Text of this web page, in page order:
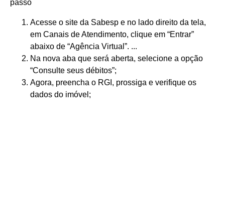
passo
Acesse o site da Sabesp e no lado direito da tela,
em Canais de Atendimento, clique em “Entrar”
abaixo de “Agência Virtual”. ...
Na nova aba que será aberta, selecione a opção
“Consulte seus débitos”;
Agora, preencha o RGI, prossiga e verifique os
dados do imóvel;